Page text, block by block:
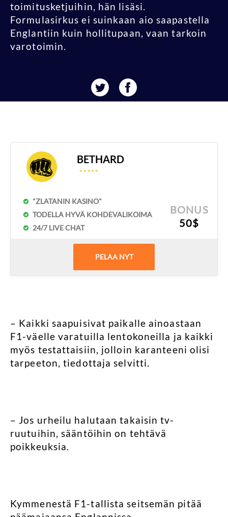
toimitusketjuihin, hän lisäsi.
Formulasirkus ei suinkaan aio saapastella
Englantiin kuin hollitupaan, vaan tarkoin
varotoimin.
BETHARD
☆ ☆ ☆ ☆ ☆
☆ ☆ ☆ ☆ ☆
"ZLATANIN KASINO"
TODELLA HYVÄ KOHDEVALIKOIMA
24/7 LIVE CHAT
BONUS
50$
PELAA NYT
– Kaikki saapuisivat paikalle ainoastaan
F1-väelle varatuilla lentokoneilla ja kaikki
myös testattaisiin, jolloin karanteeni olisi
tarpeeton, tiedottaja selvitti.
– Jos urheilu halutaan takaisin tv-
ruutuihin, sääntöihin on tehtävä
poikkeuksia.
Kymmenestä F1-tallista seitsemän pitää